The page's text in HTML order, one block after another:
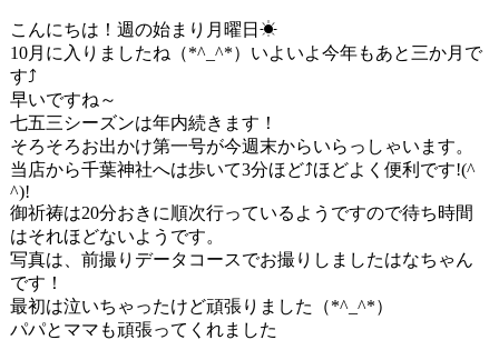
こんにちは！週の始まり月曜日☀
10月に入りましたね（*^_^*）いよいよ今年もあと三か月で
す⤴
早いですね～
七五三シーズンは年内続きます！
そろそろお出かけ第一号が今週末からいらっしゃいます。
当店から千葉神社へは歩いて3分ほど⤴ほどよく便利です!(^
^)!
御祈祷は20分おきに順次行っているようですので待ち時間
はそれほどないようです。
写真は、前撮りデータコースでお撮りしましたはなちゃん
です！
最初は泣いちゃったけど頑張りました（*^_^*）
パパとママも頑張ってくれました